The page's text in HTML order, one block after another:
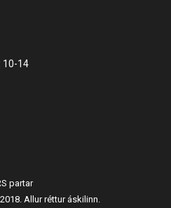
10-14
partar
Allur réttur áskilinn.